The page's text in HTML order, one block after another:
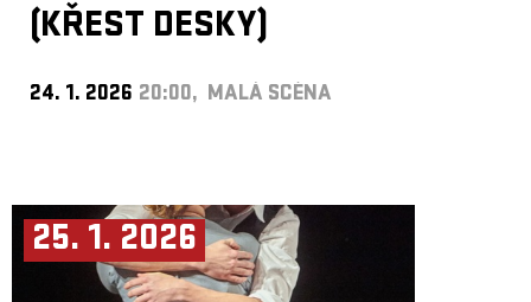
(KŘEST DESKY)
24. 1. 2026 20:00, MALÁ SCÉNA
25. 1. 2026